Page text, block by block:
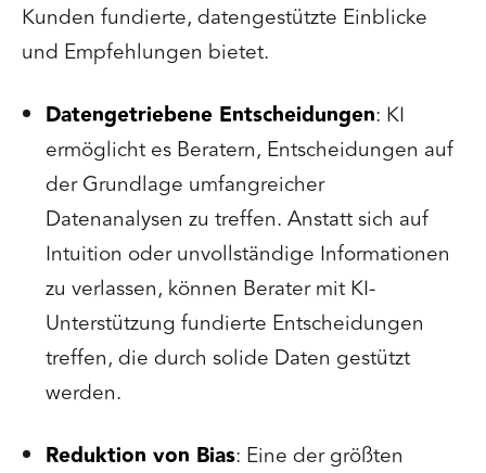
Kunden fundierte, datengestützte Einblicke
und Empfehlungen bietet.
Datengetriebene Entscheidungen: KI
ermöglicht es Beratern, Entscheidungen auf
der Grundlage umfangreicher
Datenanalysen zu treffen. Anstatt sich auf
Intuition oder unvollständige Informationen
zu verlassen, können Berater mit KI-
Unterstützung fundierte Entscheidungen
treffen, die durch solide Daten gestützt
werden.
Reduktion von Bias: Eine der größten